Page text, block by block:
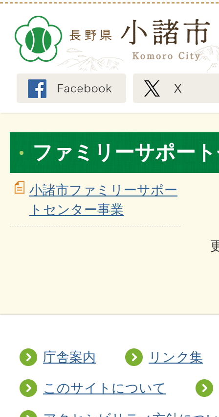
ファミリーサポー
小諸市ファミリーサポー
トセンター事業
庁舎案内
リンク集
このサイトについて